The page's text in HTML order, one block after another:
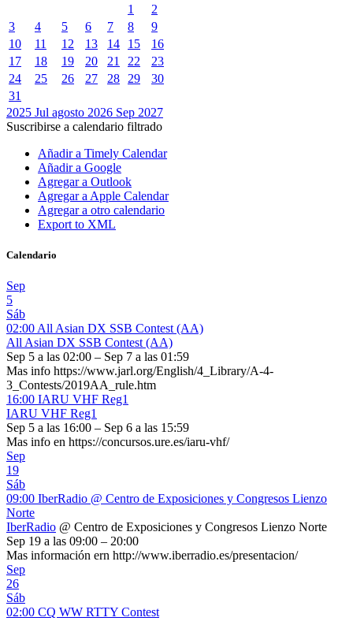
1
2
3
4 5 6 7 8
9
10
11 12 13 14 15
16
17
18 19 20 21 22
23
24
25 26 27 28 29
30
31
2025 Jul agosto 2026 Sep 2027
Suscribirse a calendario filtrado
Añadir a Timely Calendar
Añadir a Google
Agregar a Outlook
Agregar a Apple Calendar
Agregar a otro calendario
Export to XML
Calendario
Sep
5
Sáb
02:00 All Asian DX SSB Contest (AA)
All Asian DX SSB Contest (AA)
Sep 5 a las 02:00 – Sep 7 a las 01:59
Mas info https://www.jarl.org/English/4_Library/A-4-
3_Contests/2019AA_rule.htm
16:00 IARU VHF Reg1
IARU VHF Reg1
Sep 5 a las 16:00 – Sep 6 a las 15:59
Mas info en https://concursos.ure.es/iaru-vhf/
Sep
19
Sáb
09:00 IberRadio @ Centro de Exposiciones y Congresos Lienzo
Norte
IberRadio @ Centro de Exposiciones y Congresos Lienzo Norte
Sep 19 a las 09:00 – 20:00
Mas información ern http://www.iberradio.es/presentacion/
Sep
26
Sáb
02:00 CQ WW RTTY Contest